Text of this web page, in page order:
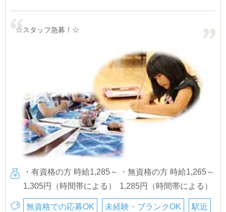
☆スタッフ急募！☆
・有資格の方 時給1,285～
1,305円（時間帯による）
・無資格の方 時給1,265～
1,285円（時間帯による）
無資格での応募OK 未経験・ブランクOK 駅近